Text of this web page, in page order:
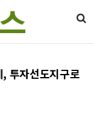
, 투자선도지구로